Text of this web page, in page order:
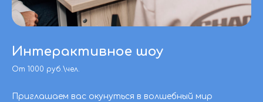
Интерактивное шоу
От 1000 руб.\чел.
Приглашаем вас окунуться в волшебный мир